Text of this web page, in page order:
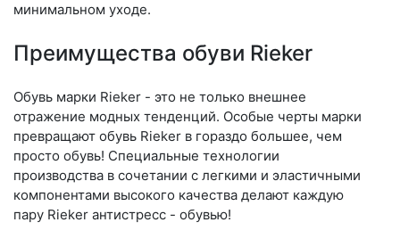
минимальном уходе.
Преимущества обуви Rieker
Обувь марки Rieker - это не только внешнее
отражение модных тенденций. Особые черты марки
превращают обувь Rieker в гораздо большее, чем
просто обувь! Специальные технологии
производства в сочетании с легкими и эластичными
компонентами высокого качества делают каждую
пару Rieker антистресс - обувью!